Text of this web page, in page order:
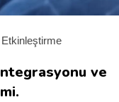
Etkinleştirme
ve